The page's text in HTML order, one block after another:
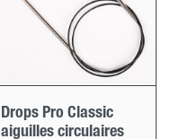
Drops Pro Classic
aiguilles circulaires